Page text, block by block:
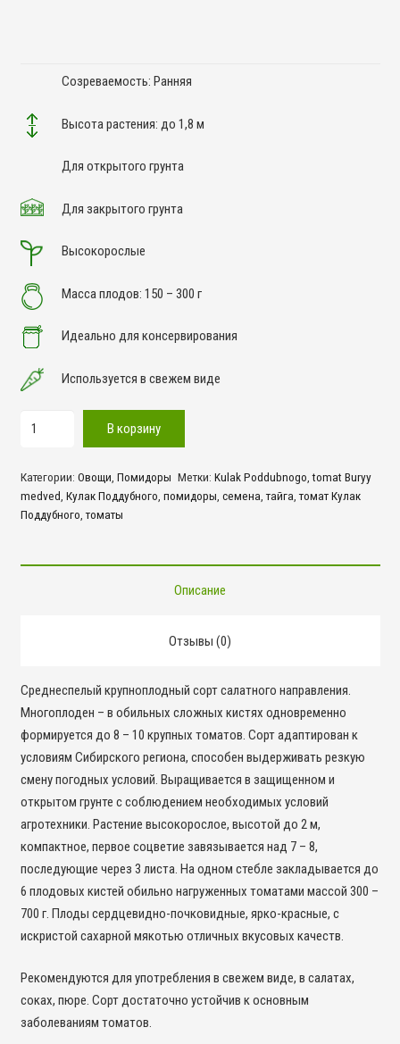
Созреваемость: Ранняя
Высота растения: до 1,8 м
Для открытого грунта
Для закрытого грунта
Высокорослые
Масса плодов: 150 – 300 г
Идеально для консервирования
Используется в свежем виде
Количество
Поддубного
В корзину
Категории: Овощи Помидоры Метки: Kulak Poddubnogo ,tomat Buryy
medved Кулак Поддубного помидоры семена тайга томат Кулак
Поддубного томаты
Описание
Отзывы (0)
Среднеспелый крупноплодный сорт салатного направления.
Многоплоден – в обильных сложных кистях одновременно
формируется до 8 – 10 крупных томатов. Сорт адаптирован к
условиям Сибирского региона, способен выдерживать резкую
смену погодных условий. Выращивается в защищенном и
открытом грунте с соблюдением необходимых условий
агротехники. Растение высокорослое, высотой до 2 м,
компактное, первое соцветие завязывается над 7 – 8,
последующие через 3 листа. На одном стебле закладывается до
6 плодовых кистей обильно нагруженных томатами массой 300 –
700 г. Плоды сердцевидно-почковидные, ярко-красные, с
искристой сахарной мякотью отличных вкусовых качеств.
Рекомендуются для употребления в свежем виде, в салатах,
соках, пюре. Сорт достаточно устойчив к основным
заболеваниям томатов.